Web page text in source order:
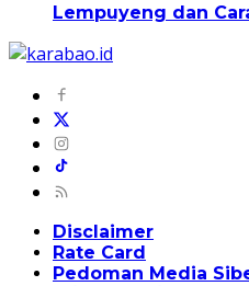
Lempuyeng dan
Disclaimer
Rate Card
Pedoman Media